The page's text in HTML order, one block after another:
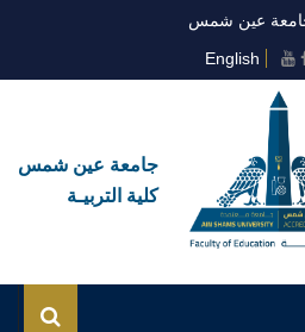
عين شمس
English
جامعة عين شمس
كلية التربيـة